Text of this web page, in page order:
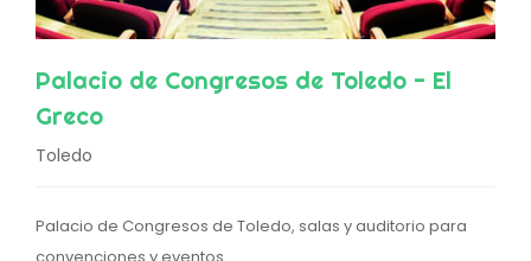
Palacio de Congresos de Toledo - El
Greco
Toledo
Palacio de Congresos de Toledo, salas y auditorio para
convenciones y eventos